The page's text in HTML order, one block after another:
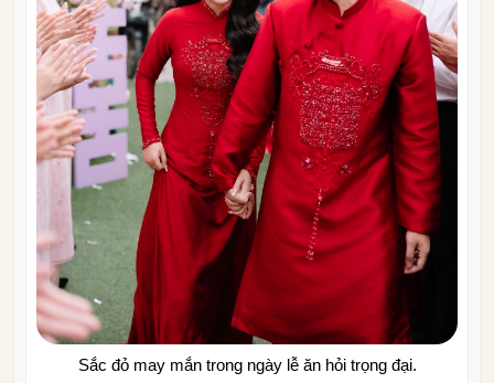
Sắc đỏ may mắn trong ngày lễ ăn hỏi trọng đại.